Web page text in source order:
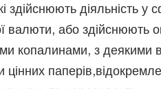
здійснюють діяльність у
валюти, або здійснюють
копалинами, з деякими
цінних